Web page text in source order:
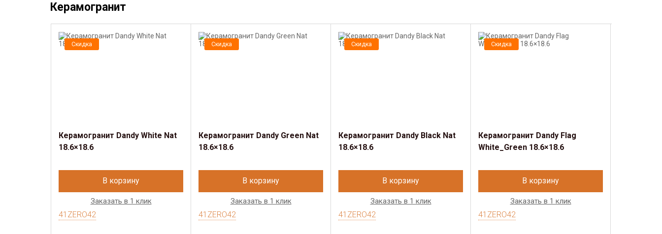
Керамогранит
Скидка
Керамогранит Dandy White Nat
18.6×18.6
В корзину
Заказать в 1 клик
41ZERO42
Скидка
Керамогранит Dandy Green Nat
18.6×18.6
В корзину
Заказать в 1 клик
41ZERO42
Скидка
Керамогранит Dandy Black Nat
18.6×18.6
В корзину
Заказать в 1 клик
41ZERO42
Скидка
Керамогранит Dandy Flag
White_Green 18.6×18.6
В корзину
Заказать в 1 клик
41ZERO42